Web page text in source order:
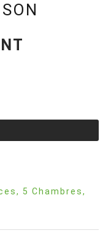
5 Chambres,